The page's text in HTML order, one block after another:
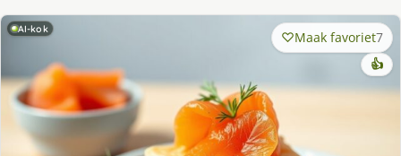
AI-kok Maak favoriet7
👍